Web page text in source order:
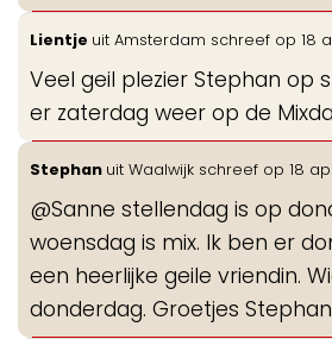
Lientje uit Amsterdam schreef op 18
Veel geil plezier Stephan op
er zaterdag weer op de
Stephan uit Waalwijk schreef op 18
@Sanne stellendag is op
woensdag is mix. Ik ben er
een heerlijke geile vriendin.
donderdag. Groetjes Stephan